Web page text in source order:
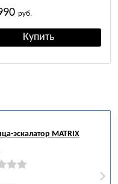
руб.
эскалатор MATRIX